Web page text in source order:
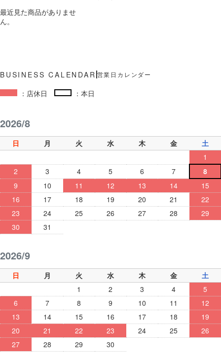
最近見た商品がありませ
ん。
営業日カレンダー
：店休日 ：本日
2026/8
日 月 火 水 木 金
土
1
2
3 4 5 6 7
8
9
10 11 12 13 14
15
16
17 18 19 20 21
22
23
24 25 26 27 28
29
30
31
2026/9
日 月 火 水 木 金
土
1
2 3 4
5
6
7 8 9 10 11
12
13
14 15 16 17 18
19
20
21 22 23 24 25
26
27
28 29 30